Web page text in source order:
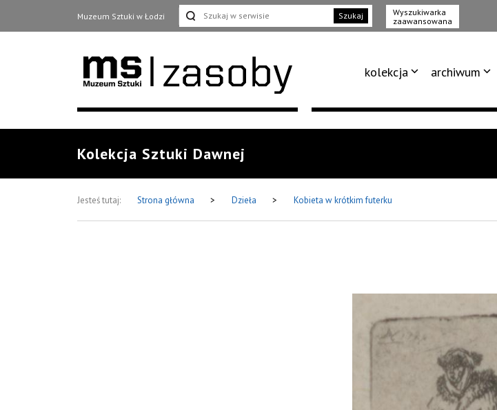
Muzeum Sztuki w Łodzi Szukaj
Wyszukiwarka
zaawansowana
kolekcja archiwum
Kolekcja Sztuki Dawnej
Jesteś tutaj: Strona główna > Dzieła > Kobieta w krótkim futerku